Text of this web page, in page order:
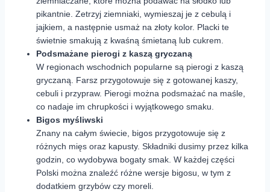
pikantnie. Zetrzyj ziemniaki, wymieszaj je z cebulą i
jajkiem, a następnie usmaż na złoty kolor. Placki te
świetnie smakują z kwaśną śmietaną lub cukrem.
Podsmażane pierogi z kaszą gryczaną
W regionach wschodnich popularne są pierogi z kaszą
gryczaną. Farsz przygotowuje się z gotowanej kaszy,
cebuli i przypraw. Pierogi można podsmażać na maśle,
co nadaje im chrupkości i wyjątkowego smaku.
Bigos myśliwski
Znany na całym świecie, bigos przygotowuje się z
różnych mięs oraz kapusty. Składniki dusimy przez kilka
godzin, co wydobywa bogaty smak. W każdej części
Polski można znaleźć różne wersje bigosu, w tym z
dodatkiem grzybów czy moreli.